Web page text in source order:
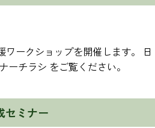
ワークショップを開催します
チラシ をご覧ください。
セミナー